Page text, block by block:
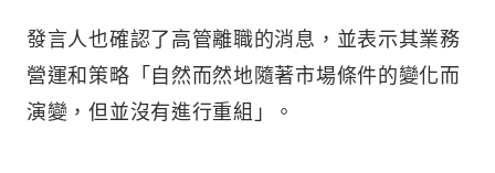
發言人也確認了高管離職的消息，並表示其業務
營運和策略「自然而然地隨著市場條件的變化而
演變，但並沒有進行重組」。